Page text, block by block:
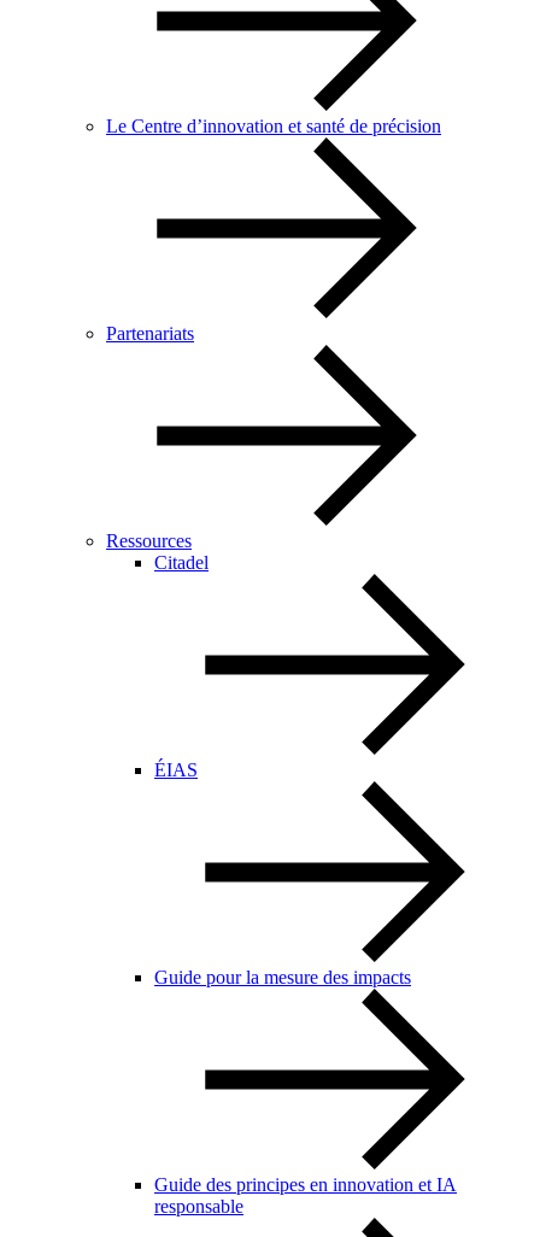
Le Centre d’innovation et santé de précision
Partenariats
Ressources
Citadel
ÉIAS
Guide pour la mesure des impacts
Guide des principes en innovation et IA
responsable